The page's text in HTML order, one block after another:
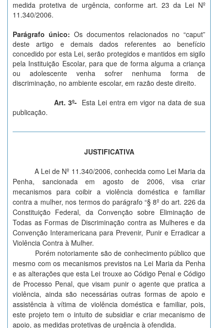
medida protetiva de urgência, conforme art. 23 da Lei Nº
11.340/2006.
Parágrafo único: Os documentos relacionados no “caput”
deste artigo e demais dados referentes ao benefício
concedido por esta Lei, serão protegidos e mantidos em sigilo
pela Instituição Escolar, para que de forma alguma a criança
ou adolescente venha sofrer nenhuma forma de
discriminação, no ambiente escolar, em razão deste direito.
Art. 3º- Esta Lei entra em vigor na data de sua
publicação.
JUSTIFICATIVA
A Lei de Nº 11.340/2006, conhecida como Lei Maria da
Penha, sancionada em agosto de 2006, visa criar
mecanismos para coibir a violência doméstica e familiar
contra a mulher, nos termos do parágrafo “§ 8º do art. 226 da
Constituição Federal, da Convenção sobre Eliminação de
Todas as Formas de Discriminação contra as Mulheres e da
Convenção Interamericana para Prevenir, Punir e Erradicar a
Violência Contra à Mulher.
Porém notoriamente são de conhecimento público que
mesmo com os mecanismos previstos na Lei Maria da Penha
e as alterações que esta Lei trouxe ao Código Penal e Código
de Processo Penal, que visam punir o agente que pratica a
violência, ainda são necessárias outras formas de apoio e
assistência à vítima de violência doméstica e familiar, pois,
este projeto tem o intuito de subsidiar e criar mecanismo de
apoio, as medidas protetivas de urgência à ofendida.